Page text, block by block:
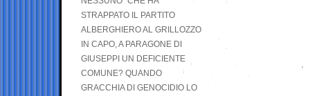
STRAPPATO IL PARTITO
ALBERGHIERO AL GRILLOZZO
IN CAPO, A PARAGONE DI
GIUSEPPI UN DEFICIENTE
COMUNE? QUANDO
GRACCHIA DI GENOCIDIO LO